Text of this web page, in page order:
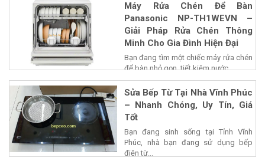
Máy Rửa Chén Để Bàn
Panasonic NP-TH1WEVN –
Giải Pháp Rửa Chén Thông
Minh Cho Gia Đình Hiện Đại
Bạn đang tìm một chiếc máy rửa chén
để bàn nhỏ gọn, tiết kiệm nước...
Sửa Bếp Từ Tại Nhà Vĩnh Phúc
– Nhanh Chóng, Uy Tín, Giá
Tốt
Bạn đang sinh sống tại Tỉnh Vĩnh
Phúc, nhà bạn đang sử dụng bếp
điện từ...